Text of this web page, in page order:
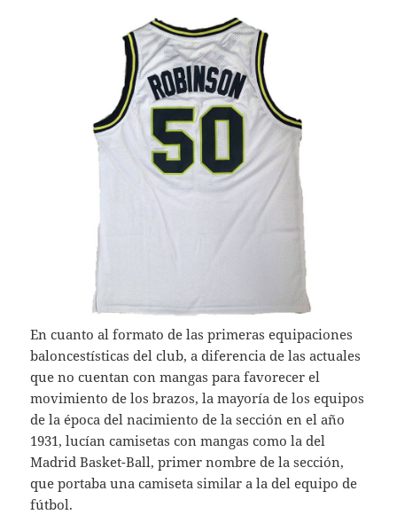
En cuanto al formato de las primeras equipaciones
baloncestísticas del club, a diferencia de las actuales
que no cuentan con mangas para favorecer el
movimiento de los brazos, la mayoría de los equipos
de la época del nacimiento de la sección en el año
1931, lucían camisetas con mangas como la del
Madrid Basket-Ball, primer nombre de la sección,
que portaba una camiseta similar a la del equipo de
fútbol.